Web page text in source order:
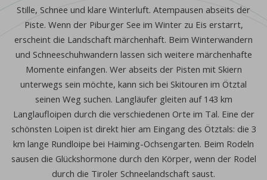
Stille, Schnee und klare Winterluft. Atempausen abseits der
Piste. Wenn der Piburger See im Winter zu Eis erstarrt,
erscheint die Landschaft märchenhaft. Beim Winterwandern
und Schneeschuhwandern lassen sich weitere märchenhafte
Momente einfangen. Wer abseits der Pisten mit Skiern
unterwegs sein möchte, kann sich bei Skitouren im Ötztal
seinen Weg suchen. Langläufer gleiten auf 143 km
Langlaufloipen durch die verschiedenen Orte im Tal. Eine der
schönsten Loipen ist direkt hier am Eingang des Ötztals: die 3
km lange Rundloipe bei Haiming-Ochsengarten. Beim Rodeln
sausen die Glückshormone durch den Körper, wenn der Rodel
durch die Tiroler Schneelandschaft saust.